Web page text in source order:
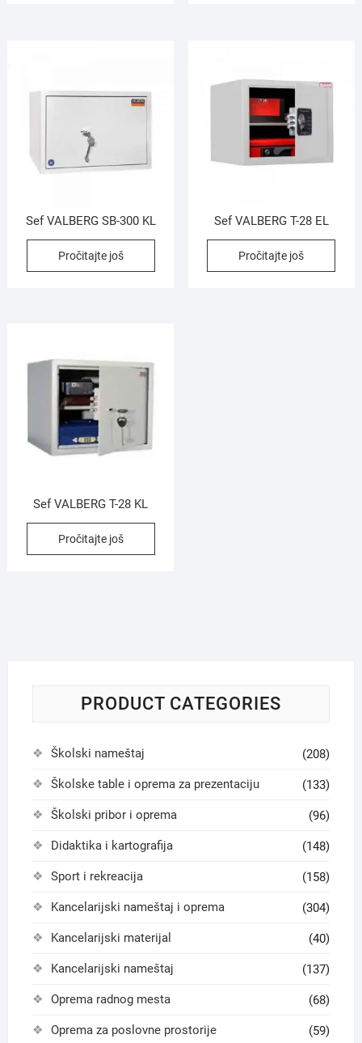
Sef VALBERG SB-300 KL
Pročitajte još
Sef VALBERG T-28 EL
Pročitajte još
Sef VALBERG T-28 KL
Pročitajte još
PRODUCT CATEGORIES
Školski nameštaj (208)
Školske table i oprema za prezentaciju (133)
Školski pribor i oprema (96)
Didaktika i kartografija (148)
Sport i rekreacija (158)
Kancelarijski nameštaj i oprema (304)
Kancelarijski materijal (40)
Kancelarijski nameštaj (137)
Oprema radnog mesta (68)
Oprema za poslovne prostorije (59)